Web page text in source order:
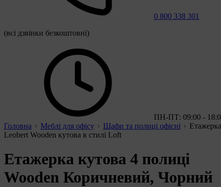
0 800 338 301
(всі дзвінки безкоштовні)
ПН-ПТ: 09:00 -
Головна
Меблі для офісу Шафи та полиці офісні
Етажерка
Leobert Wooden кутова в стилі Loft
Етажерка кутова 4 полиці
Wooden Коричневий, Чорний